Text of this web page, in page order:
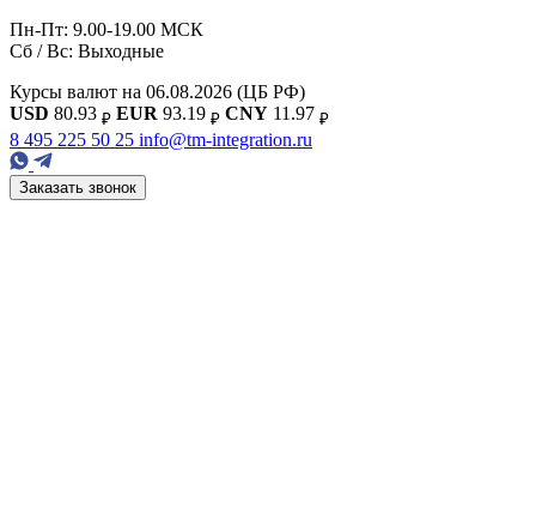
Пн-Пт: 9.00-19.00 МСК
Сб / Вс: Выходные
Курсы валют на 06.08.2026 (ЦБ РФ)
USD 80.93 ₽ EUR 93.19 ₽ CNY 11.97 ₽
8 495 225 50 25 info@tm-integration.ru
Заказать звонок